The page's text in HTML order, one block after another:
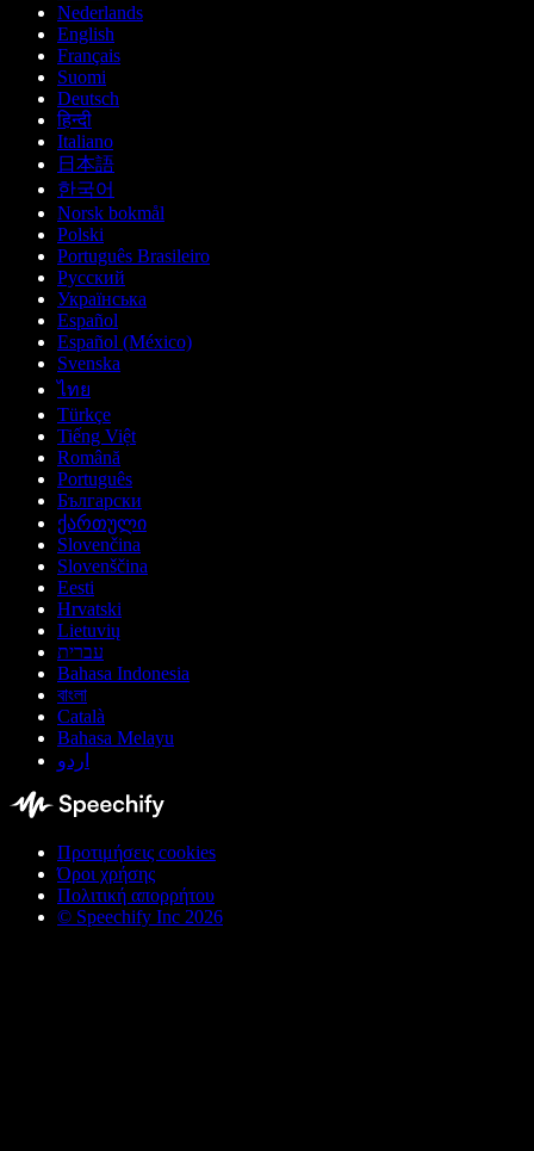
Nederlands
English
Français
Suomi
Deutsch
हिन्दी
Italiano
日本語
한국어
Norsk bokmål
Polski
Português Brasileiro
Русский
Українська
Español
Español (México)
Svenska
ไทย
Türkçe
Tiếng Việt
Română
Português
Български
ქართული
Slovenčina
Slovenščina
Eesti
Hrvatski
Lietuvių
עברית
Bahasa Indonesia
বাংলা
Català
Bahasa Melayu
اردو
Προτιμήσεις cookies
Όροι χρήσης
Πολιτική απορρήτου
© Speechify Inc 2026